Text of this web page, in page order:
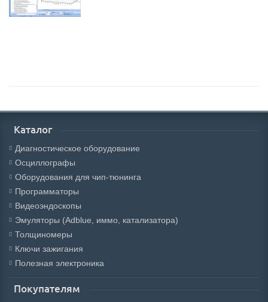
Каталог
Диагностическое оборудование
Осциллографы
Оборудования для чип-тюнинга
Программаторы
Видеоэндоскопы
Эмуляторы (Adblue, иммо, катализатора)
Толщиномеры
Ключи зажигания
Полезная электроника
Покупателям